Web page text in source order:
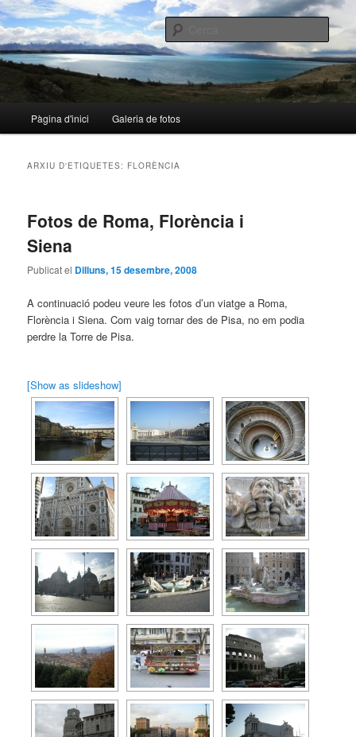
Aneu
al
contingut
principal
Aneu
al
contingut
secundarinalo.cat
Cerca
principal
Pàgina d'inici Galeria de fotos
ARXIU D'ETIQUETES: FLORÈNCIA
Fotos de Roma, Florència i
Siena
Publicat el Dilluns, 15 desembre, 2008
A continuació podeu veure les fotos d’un viatge a Roma,
Florència i Siena. Com vaig tornar des de Pisa, no em podia
perdre la Torre de Pisa.
[Show as slideshow]